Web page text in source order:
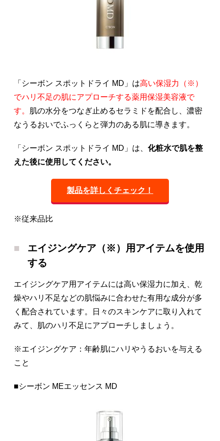
「シーボン スポットドライ MD」は高い保湿力（※）
でハリ不足の肌にアプローチする薬用保湿美容液で
す。 肌の水分をつなぎ止めるセラミドを配合し、濃密
なうるおいでふっくらと弾力のある肌に導きます。
「シーボン スポットドライ MD」は、 化粧水で肌を整
えた後に使用してください。
製品を詳しくチェック！
※従来品比
エイジングケア（※）用アイテムを使用
する
エイジングケア用アイテムには高い保湿力に加え、乾
燥やハリ不足などの肌悩みに合わせた有用な成分が多
く配合されています。日々のスキンケアに取り入れて
みて、肌のハリ不足にアプローチしましょう。
※エイジングケア：年齢肌にハリやうるおいを与える
こと
■シーボン MEエッセンス MD